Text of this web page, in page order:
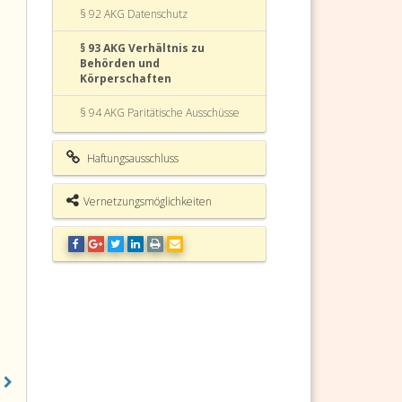
§ 92 AKG Datenschutz
§ 93 AKG Verhältnis zu
Behörden und
Körperschaften
§ 94 AKG Paritätische Ausschüsse
§ 96 AKG Wahlschutz
§ 97 AKG Verhältniswahlrecht
§ 98 AKG Strafbestimmungen
Haftungsausschluss
Vernetzungsmöglichkeiten